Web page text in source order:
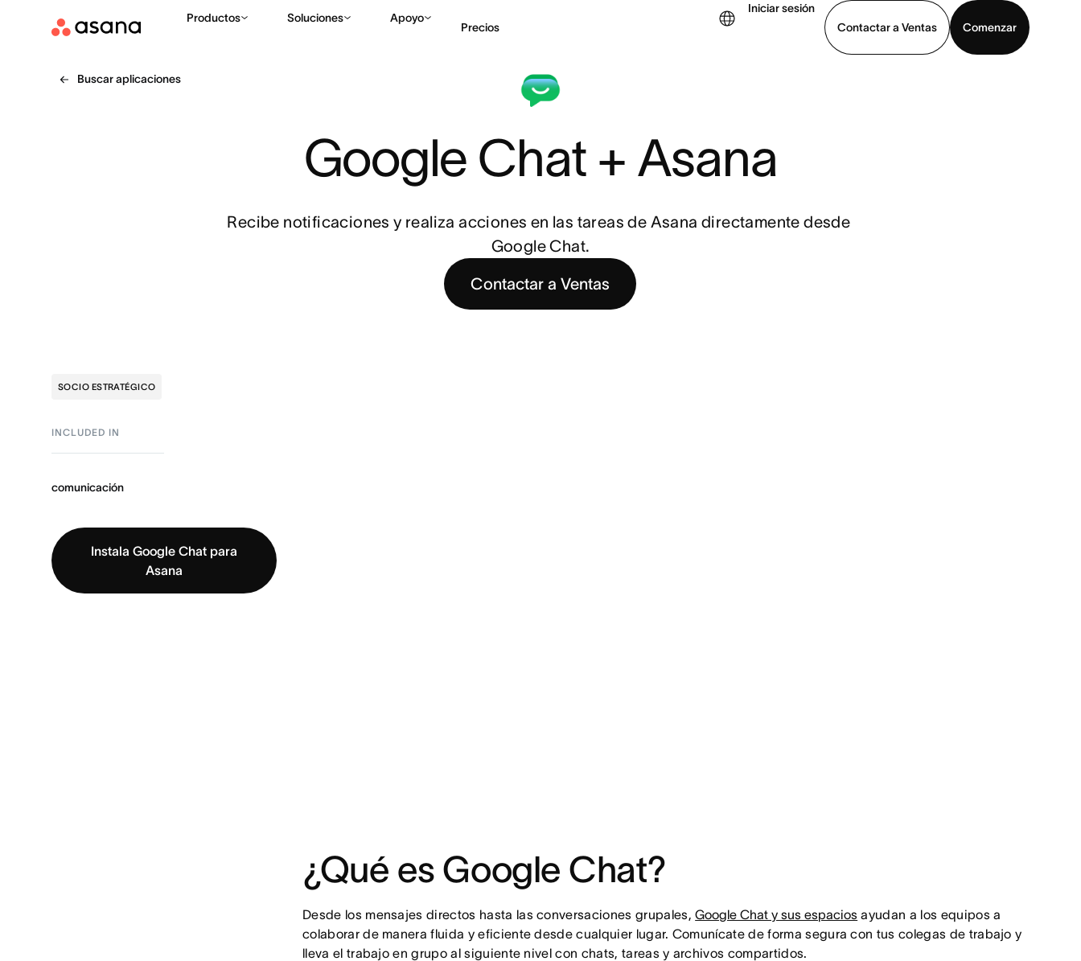
Productos Soluciones Apoyo
Precios
Iniciar sesión
Contactar a Ventas
Comenzar
Buscar aplicaciones
Google Chat + Asana
Recibe notificaciones y realiza acciones en las tareas de Asana directamente desde
Google Chat.
Contactar a Ventas
SOCIO ESTRATÉGICO
INCLUDED IN
comunicación
Instala Google Chat para
Asana
¿Qué es Google Chat?
Desde los mensajes directos hasta las conversaciones grupales,Google Chat y sus espacios ayudan a los equipos a
colaborar de manera fluida y eficiente desde cualquier lugar. Comunícate de forma segura con tus colegas de trabajo y
lleva el trabajo en grupo al siguiente nivel con chats, tareas y archivos compartidos.